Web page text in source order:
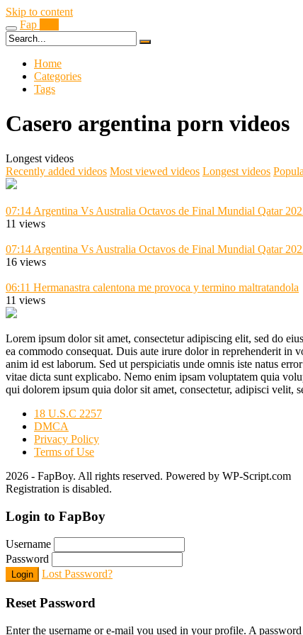
Skip to content
Fap
Home
Categories
Tags
Casero argentina porn videos
Longest videos
Recently added videos Most viewed videos Longest videos
07:14 Argentina Vs Australia Octavos de Final Mundial Qatar
11 views
07:14 Argentina Vs Australia Octavos de Final Mundial Qatar
16 views
06:11 Hermanastra calentona me provoca y termino maltratandola
11 views
Lorem ipsum dolor sit amet, consectetur adipiscing elit, sed do
ea commodo consequat. Duis aute irure dolor in reprehenderit in
anim id est laborum. Sed ut perspiciatis unde omnis iste natus
vitae dicta sunt explicabo. Nemo enim ipsam voluptatem quia
qui dolorem ipsum quia dolor sit amet, consectetur, adipisci velit,
18 U.S.C 2257
DMCA
Privacy Policy
Terms of Use
2026 - FapBoy. All rights reserved. Powered by WP-Script.com
Registration is disabled.
Login to FapBoy
Username
Password
Login Lost Password?
Reset Password
Enter the username or e-mail you used in your profile. A